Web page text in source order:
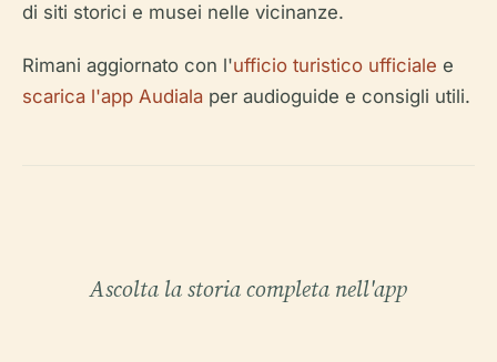
di siti storici e musei nelle vicinanze.
Rimani aggiornato con l'ufficio turistico ufficiale e
scarica l'app Audiala per audioguide e consigli utili.
Ascolta la storia completa nell'app